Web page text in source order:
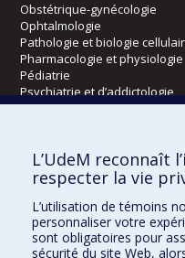
Obstétrique-gynécologie
Ophtalmologie
Pathologie et biologie
Pharmacologie et physiologie
Pédiatrie
Psychiatrie et d’addictologie
Radiologie, radio-oncologie
Écoles
Orthophonie et audiologie
Réadaptation
L’UdeM reconnaît
respecter la vie
L’utilisation de témoins
personnaliser votre
sont obligatoires pour
sécurité du site Web,